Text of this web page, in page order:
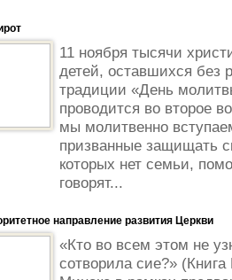
11 ноября тысячи
детей, оставшихся без
традиции «День
проводится во второе
мы молитвенно
призванные защищать
которых нет семьи,
говорят...
направление развития Церкви
«Кто во всем этом не
сотворила сие?»